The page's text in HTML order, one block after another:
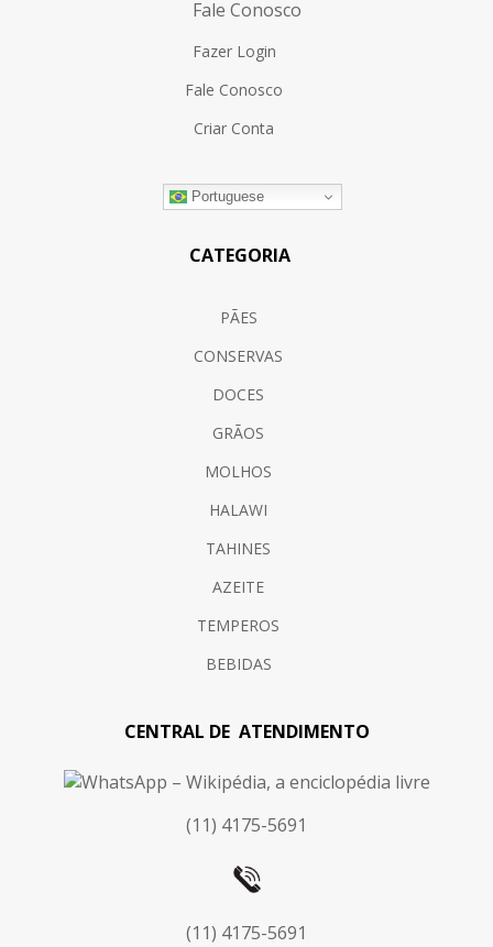
Fale Conosco
Fazer Login
Fale Conosco
Criar Conta
Portuguese
CATEGORIA
PÃES
CONSERVAS
DOCES
GRÃOS
MOLHOS
HALAWI
TAHINES
AZEITE
TEMPEROS
BEBIDAS
CENTRAL DE ATENDIMENTO
(11) 4175-5691
(11) 4175-5691